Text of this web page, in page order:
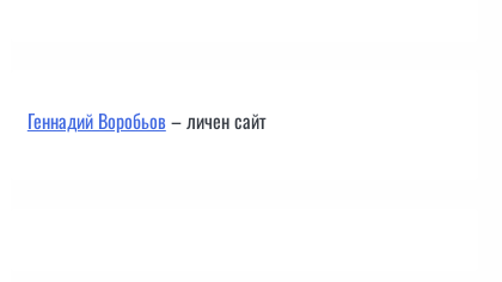
Геннадий Воробьов– личен сайт